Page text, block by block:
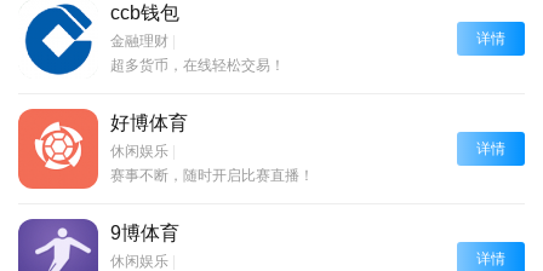
ccb钱包
金融理财 |
超多货币，在线轻松交易！
详情
好博体育
休闲娱乐 |
赛事不断，随时开启比赛直播！
详情
9博体育
休闲娱乐 |
详情